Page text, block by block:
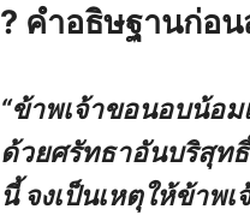
? คำอธิษฐานก่อน
“ข้าพเจ้าขอนอบน้อ
ด้วยศรัทธาอันบริสุท
นี้ จงเป็นเหตุให้ข้าพ